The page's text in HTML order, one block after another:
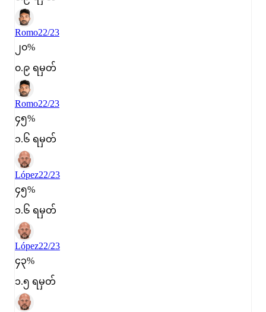
Romo22/23
၂၀%
၀.၉ ရမှတ်
Romo22/23
၄၅%
၁.၆ ရမှတ်
López22/23
၄၅%
၁.၆ ရမှတ်
López22/23
၄၃%
၁.၅ ရမှတ်